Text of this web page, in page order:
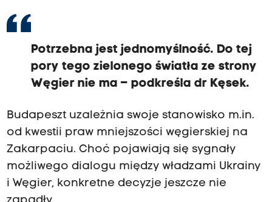
Potrzebna jest jednomyślność. Do tej
pory tego zielonego światła ze strony
Węgier nie ma – podkreśla dr Kęsek.
Budapeszt uzależnia swoje stanowisko m.in.
od kwestii praw mniejszości węgierskiej na
Zakarpaciu. Choć pojawiają się sygnały
możliwego dialogu między władzami Ukrainy
i Węgier, konkretne decyzje jeszcze nie